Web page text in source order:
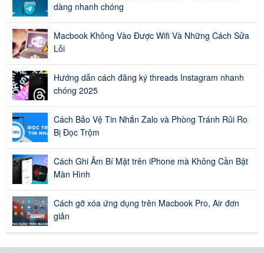
dàng nhanh chóng
Macbook Không Vào Được Wifi Và Những Cách Sửa
Lỗi
Hướng dẫn cách đăng ký threads Instagram nhanh
chóng 2025
Cách Bảo Vệ Tin Nhắn Zalo và Phòng Tránh Rủi Ro
Bị Đọc Trộm
Cách Ghi Âm Bí Mật trên iPhone mà Không Cần Bật
Màn Hình
Cách gỡ xóa ứng dụng trên Macbook Pro, Air đơn
giản